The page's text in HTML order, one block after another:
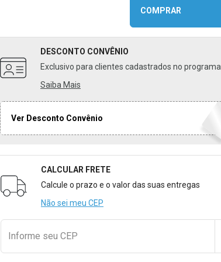
COMPRAR
DESCONTO CONVÊNIO
Exclusivo para clientes cadastrados no programa
Saiba Mais
Ver Desconto Convênio
Formulário para Calcular o Frete
CALCULAR FRETE
Calcule o prazo e o valor das suas entregas
Não sei meu CEP
Informe seu CEP